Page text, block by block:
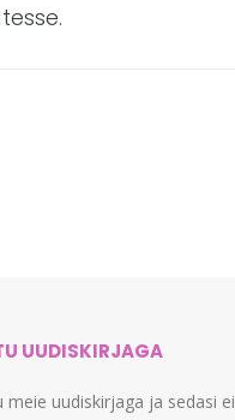
UUDISKIRJAGA
meie uudiskirjaga ja sedasi